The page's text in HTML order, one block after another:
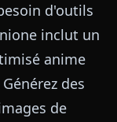
d'outils
inclut un
anime
des
de